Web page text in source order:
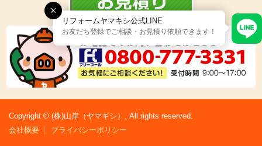
Copyright © (株)山岸（ヤマギシ）, All rights reserved.
会社概要
プライバシーポリシー
リフォームヤマキシ公式LINE
お友だち登録でご相談・お見積り依頼できます！